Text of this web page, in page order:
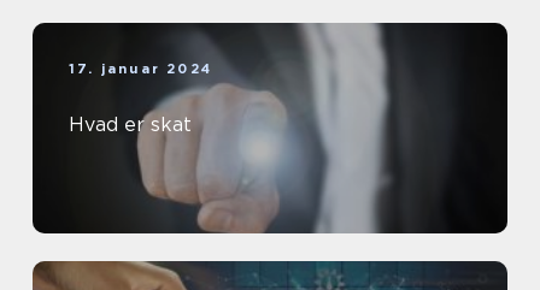
17. januar 2024
Hvad er skat